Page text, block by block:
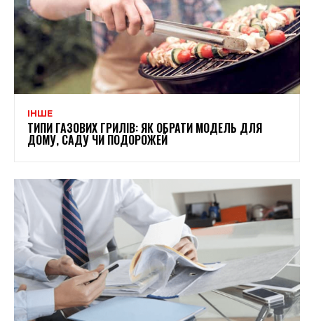
ІНШЕ
ТИПИ ГАЗОВИХ ГРИЛІВ: ЯК ОБРАТИ МОДЕЛЬ ДЛЯ
ДОМУ, САДУ ЧИ ПОДОРОЖЕЙ